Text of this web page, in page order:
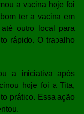
a vacina hoje foi
ter a vacina em
outro local para
rápido. O trabalho
a iniciativa após
hoje foi a Tita,
prático. Essa ação